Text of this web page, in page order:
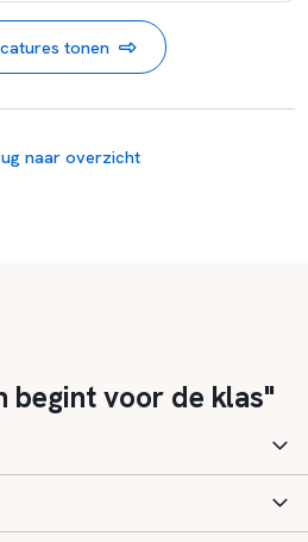
tonen
naar overzicht
begint voor de klas"